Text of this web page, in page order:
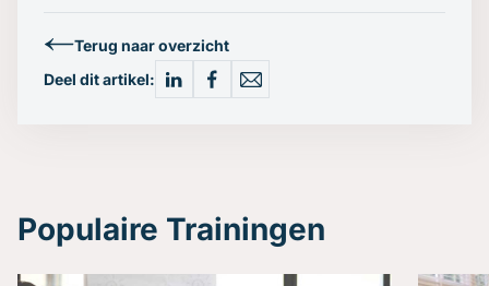
Terug naar overzicht
Deel dit artikel:
Populaire Trainingen